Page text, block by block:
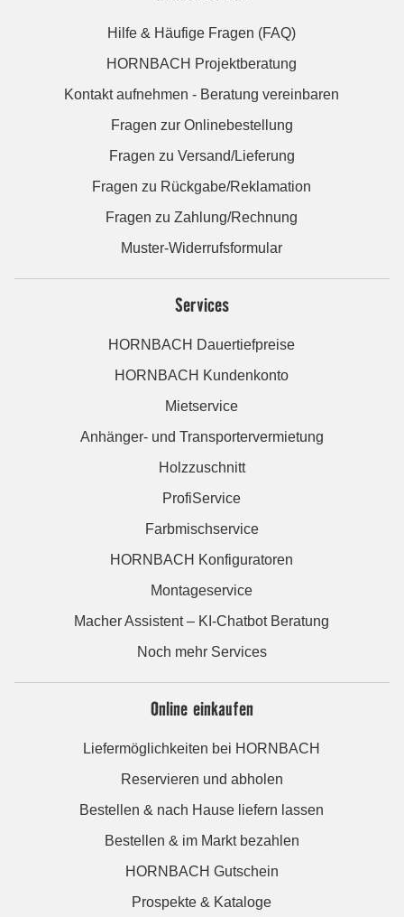
Hilfe & Häufige Fragen (FAQ)
HORNBACH Projektberatung
Kontakt aufnehmen - Beratung vereinbaren
Fragen zur Onlinebestellung
Fragen zu Versand/Lieferung
Fragen zu Rückgabe/Reklamation
Fragen zu Zahlung/Rechnung
Muster-Widerrufsformular
Services
HORNBACH Dauertiefpreise
HORNBACH Kundenkonto
Mietservice
Anhänger- und Transportervermietung
Holzzuschnitt
ProfiService
Farbmischservice
HORNBACH Konfiguratoren
Montageservice
Macher Assistent – KI-Chatbot Beratung
Noch mehr Services
Online einkaufen
Liefermöglichkeiten bei HORNBACH
Reservieren und abholen
Bestellen & nach Hause liefern lassen
Bestellen & im Markt bezahlen
HORNBACH Gutschein
Prospekte & Kataloge